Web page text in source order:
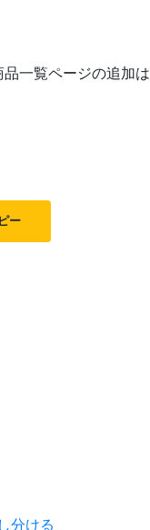
一覧ページの追加は
ー
分ける